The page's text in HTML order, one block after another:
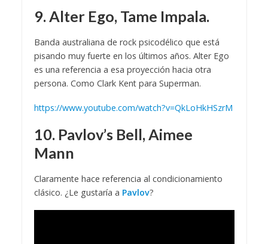
9. Alter Ego, Tame Impala.
Banda australiana de rock psicodélico que está
pisando muy fuerte en los últimos años. Alter Ego
es una referencia a esa proyección hacia otra
persona. Como Clark Kent para Superman.
https://www.youtube.com/watch?v=QkLoHkHSzrM
10. Pavlov’s Bell, Aimee
Mann
Claramente hace referencia al condicionamiento
clásico. ¿Le gustaría a Pavlov?